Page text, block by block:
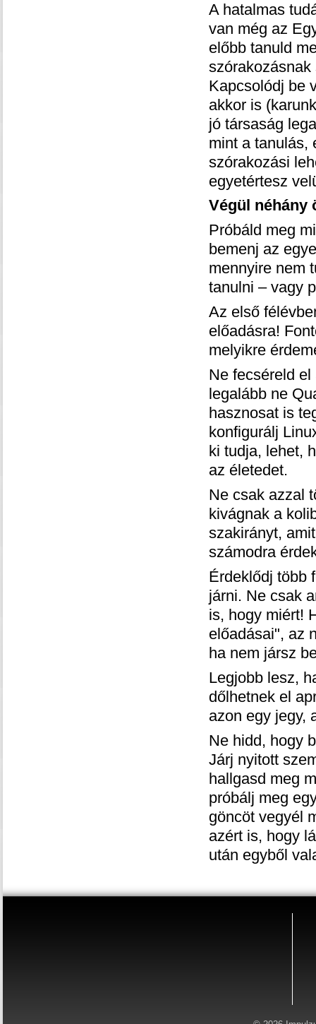
A hatalmas
van még az
előbb tanuld
Kapcsolódj be
akkor is
jó társaság
mint a tanulás,
szórakozási
egyetértesz
Végül néhány
Próbáld meg
bemenj az
mennyire nem
tanulni – vagy
Az első
előadásra!
melyikre
Ne fecséreld
legalább ne
hasznosat is
konfigurálj
ki tudja, lehet,
az életedet.
Ne csak azzal
kivágnak a
szakirányt,
számodra
Érdeklődj több
járni. Ne csak
is, hogy miért!
előadásai", az
ha nem jársz
Legjobb lesz,
dőlhetnek el
azon egy jegy,
Ne hidd, hogy
Járj nyitott
hallgasd meg
próbálj meg
göncöt vegyél
azért is, hogy
után egyből